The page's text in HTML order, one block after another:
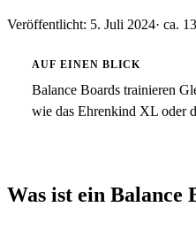
Veröffentlicht: 5. Juli 2024· ca.
AUF EINEN BLICK
Balance Boards trainieren
wie das Ehrenkind XL oder
Was ist ein Balance